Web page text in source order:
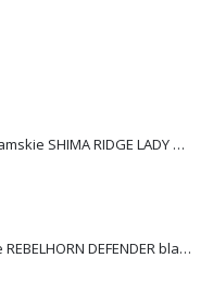
Spodnie jeansowe damskie SHIMA RIDGE LADY blue
Rękawice turystyczne REBELHORN DEFENDER black yellow fluo